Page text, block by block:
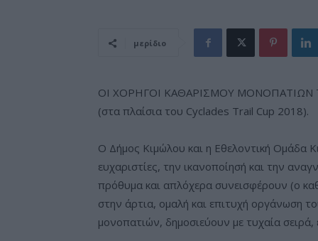
μερίδιο
ΟΙ ΧΟΡΗΓΟΙ ΚΑΘΑΡΙΣΜΟΥ ΜΟΝΟΠΑΤΙΩΝ
(στα πλαίσια του Cyclades Trail Cup 2018).
Ο Δήμος Κιμώλου και η Εθελοντική Ομάδα
ευχαριστίες, την ικανοποίησή και την
πρόθυμα και απλόχερα συνεισφέρουν (ο
στην άρτια, ομαλή και επιτυχή οργάνωση
μονοπατιών, δημοσιεύουν με τυχαία